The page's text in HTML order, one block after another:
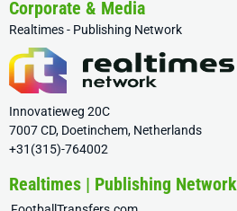
Corporate & Media
Realtimes - Publishing Network
Innovatieweg 20C
7007 CD, Doetinchem, Netherlands
+31(315)-764002
Realtimes | Publishing Network